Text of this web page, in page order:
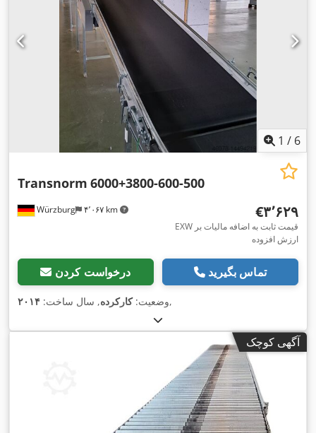
1 / 6
Würzburg ۴٬۰۶۷ km
Transnorm 6000+3800-600-500
‎€۳٬۶۲۹
EXW قیمت ثابت به اضافه مالیات بر
ارزش افزوده
درخواست کردن تماس بگیرید
وضعیت:کارکرده, سال ساخت: ۲۰۱۴ ,
آگهی کوچک